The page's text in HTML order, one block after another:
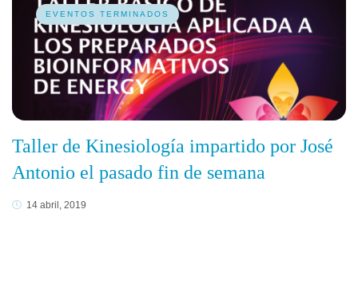
EVENTOS TERMINADOS
Taller de Kinesiología impartido por José
Antonio el pasado fin de semana
14 abril, 2019